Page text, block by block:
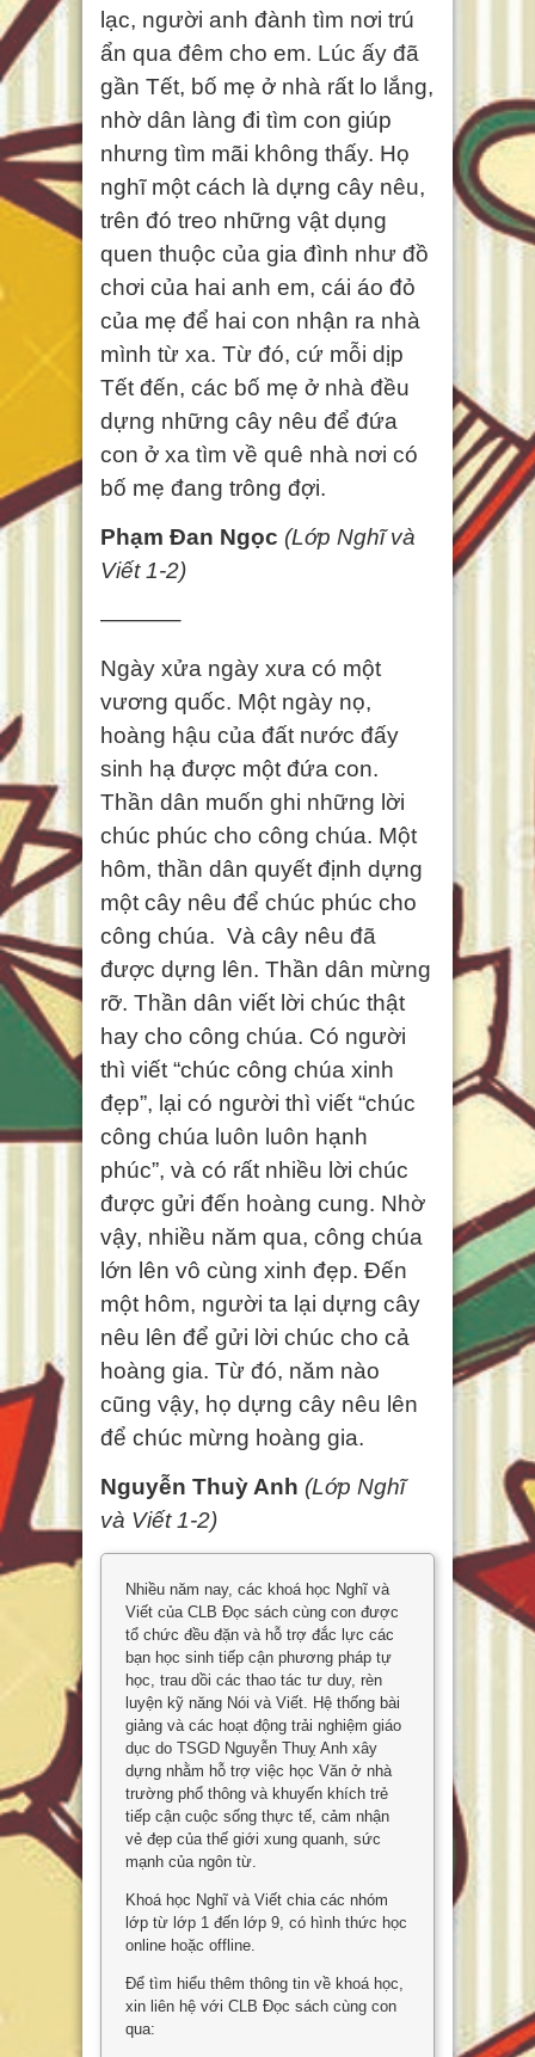
lạc, người anh đành tìm nơi trú
ẩn qua đêm cho em. Lúc ấy đã
gần Tết, bố mẹ ở nhà rất lo lắng,
nhờ dân làng đi tìm con giúp
nhưng tìm mãi không thấy. Họ
nghĩ một cách là dựng cây nêu,
trên đó treo những vật dụng
quen thuộc của gia đình như đồ
chơi của hai anh em, cái áo đỏ
của mẹ để hai con nhận ra nhà
mình từ xa. Từ đó, cứ mỗi dịp
Tết đến, các bố mẹ ở nhà đều
dựng những cây nêu để đứa
con ở xa tìm về quê nhà nơi có
bố mẹ đang trông đợi.
Phạm Đan Ngọc (Lớp Nghĩ và
Viết 1-2)
———–
Ngày xửa ngày xưa có một
vương quốc. Một ngày nọ,
hoàng hậu của đất nước đấy
sinh hạ được một đứa con.
Thần dân muốn ghi những lời
chúc phúc cho công chúa. Một
hôm, thần dân quyết định dựng
một cây nêu để chúc phúc cho
công chúa. Và cây nêu đã
được dựng lên. Thần dân mừng
rỡ. Thần dân viết lời chúc thật
hay cho công chúa. Có người
thì viết “chúc công chúa xinh
đẹp”, lại có người thì viết “chúc
công chúa luôn luôn hạnh
phúc”, và có rất nhiều lời chúc
được gửi đến hoàng cung. Nhờ
vậy, nhiều năm qua, công chúa
lớn lên vô cùng xinh đẹp. Đến
một hôm, người ta lại dựng cây
nêu lên để gửi lời chúc cho cả
hoàng gia. Từ đó, năm nào
cũng vậy, họ dựng cây nêu lên
để chúc mừng hoàng gia.
Nguyễn Thuỳ Anh (Lớp Nghĩ
và Viết 1-2)
Nhiều năm nay, các khoá học Nghĩ và
Viết của CLB Đọc sách cùng con được
tổ chức đều đặn và hỗ trợ đắc lực các
bạn học sinh tiếp cận phương pháp tự
học, trau dồi các thao tác tư duy, rèn
luyện kỹ năng Nói và Viết. Hệ thống bài
giảng và các hoạt động trải nghiệm giáo
dục do TSGD Nguyễn Thuỵ Anh xây
dựng nhằm hỗ trợ việc học Văn ở nhà
trường phổ thông và khuyến khích trẻ
tiếp cận cuộc sống thực tế, cảm nhận
vẻ đẹp của thế giới xung quanh, sức
mạnh của ngôn từ.
Khoá học Nghĩ và Viết chia các nhóm
lớp từ lớp 1 đến lớp 9, có hình thức học
online hoặc offline.
Để tìm hiểu thêm thông tin về khoá học,
xin liên hệ với CLB Đọc sách cùng con
qua: